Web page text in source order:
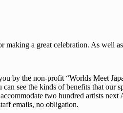
a great celebration. As well
by the non-profit “Worlds Meet
see the kinds of benefits that our
two hundred artists
emails, no obligation.